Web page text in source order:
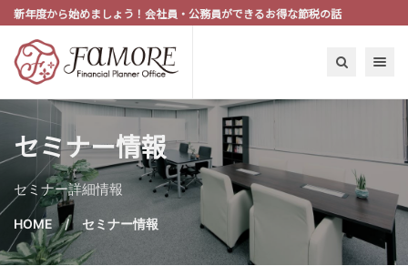
新年度から始めましょう！会社員・公務員ができるお得な節税の話
Toggle
セミナー情報
セミナー詳細情報
HOME セミナー情報